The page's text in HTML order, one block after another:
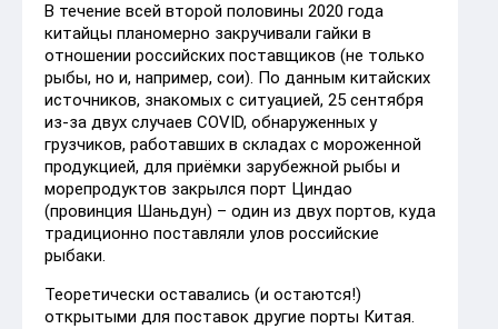
В течение всей второй половины 2020 года
китайцы планомерно закручивали гайки в
отношении российских поставщиков (не только
рыбы, но и, например, сои). По данным китайских
источников, знакомых с ситуацией, 25 сентября
из-за двух случаев COVID, обнаруженных у
грузчиков, работавших в складах с мороженной
продукцией, для приёмки зарубежной рыбы и
морепродуктов закрылся порт Циндао
(провинция Шаньдун) – один из двух портов, куда
традиционно поставляли улов российские
рыбаки.
Теоретически оставались (и остаются!)
открытыми для поставок другие порты Китая.